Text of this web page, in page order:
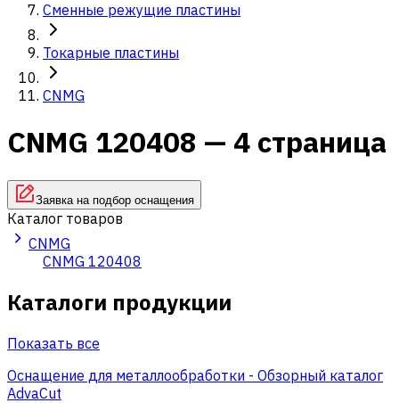
Сменные режущие пластины
Токарные пластины
CNMG
CNMG 120408 — 4 страница
Заявка на подбор оснащения
Каталог товаров
CNMG
CNMG 120408
Каталоги продукции
Показать все
Оснащение для металлообработки - Обзорный каталог
AdvaCut